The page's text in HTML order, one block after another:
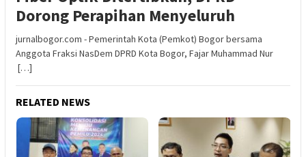
Dorong Perapihan Menyeluruh
jurnalbogor.com - Pemerintah Kota (Pemkot) Bogor bersama
Anggota Fraksi NasDem DPRD Kota Bogor, Fajar Muhammad Nur
[…]
RELATED NEWS